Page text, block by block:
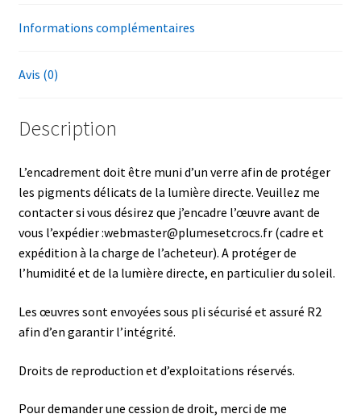
Informations complémentaires
Avis (0)
Description
L’encadrement doit être muni d’un verre afin de protéger
les pigments délicats de la lumière directe. Veuillez me
contacter si vous désirez que j’encadre l’œuvre avant de
vous l’expédier :webmaster@plumesetcrocs.fr (cadre et
expédition à la charge de l’acheteur). A protéger de
l’humidité et de la lumière directe, en particulier du soleil.
Les œuvres sont envoyées sous pli sécurisé et assuré R2
afin d’en garantir l’intégrité.
Droits de reproduction et d’exploitations réservés.
Pour demander une cession de droit, merci de me